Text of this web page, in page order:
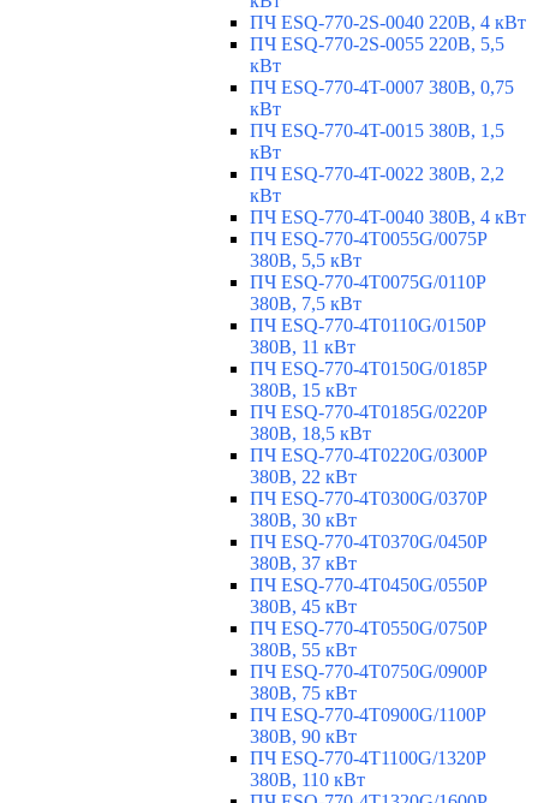
ПЧ ESQ-770-2S-0040 220В, 4 кВт
ПЧ ESQ-770-2S-0055 220В, 5,5
кВт
ПЧ ESQ-770-4T-0007 380В, 0,75
кВт
ПЧ ESQ-770-4T-0015 380В, 1,5
кВт
ПЧ ESQ-770-4T-0022 380В, 2,2
кВт
ПЧ ESQ-770-4T-0040 380В, 4 кВт
ПЧ ESQ-770-4T0055G/0075P
380В, 5,5 кВт
ПЧ ESQ-770-4T0075G/0110P
380В, 7,5 кВт
ПЧ ESQ-770-4T0110G/0150P
380В, 11 кВт
ПЧ ESQ-770-4T0150G/0185P
380В, 15 кВт
ПЧ ESQ-770-4T0185G/0220P
380В, 18,5 кВт
ПЧ ESQ-770-4T0220G/0300P
380В, 22 кВт
ПЧ ESQ-770-4T0300G/0370P
380В, 30 кВт
ПЧ ESQ-770-4T0370G/0450P
380В, 37 кВт
ПЧ ESQ-770-4T0450G/0550P
380В, 45 кВт
ПЧ ESQ-770-4T0550G/0750P
380В, 55 кВт
ПЧ ESQ-770-4T0750G/0900P
380В, 75 кВт
ПЧ ESQ-770-4T0900G/1100P
380В, 90 кВт
ПЧ ESQ-770-4T1100G/1320P
380В, 110 кВт